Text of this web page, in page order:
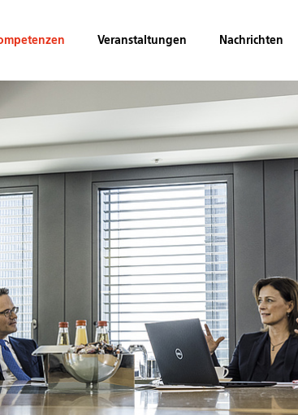
Veranstaltungen Nachrichten